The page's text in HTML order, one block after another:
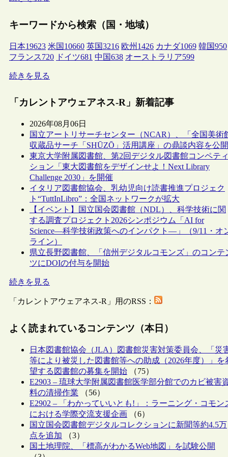
キーワードから検索（国・地域）
日本19623 米国 10660 英国3216 欧州 1426 カナダ1069 韓国950
フランス720 ドイツ681 中国638 オーストラリア599
続きを見る
「カレントアウェアネス-R」新着記事
2026年08月06日
国立アートリサーチセンター（NCAR）、「全国美術
収蔵品サーチ「SHŪZŌ」活用講座」の鼎談内容を公開
東京大学附属図書館、第2回デジタル図書館コンペティ
ション「東大図書館をデザインせよ！Next Library
Challenge 2030」を開催
イタリア図書館協会、乳幼児向け読書推進プロジェク
ト“TuttInLibro”：全国ネットワークが拡大
【イベント】国立国会図書館（NDL）、科学技術に関
する調査プロジェクト2026シンポジウム「AI for
Science―科学技術政策へのインパクト―」（9/11・オ
ライン）
県立長野図書館、「信州デジタルコモンズ」のコンテ
ツにDOIの付与を開始
続きを見る
「カレントアウェアネス-R」用のRSS：
よく読まれているコンテンツ（本日）
日本図書館協会（JLA）図書館災害対策委員会、「災
等により被災した図書館等への助成（2026年度）」を
望する図書館の募集を開始 （75）
E2903 – 琉球大学附属図書館医学部分館でのカビ被害
料の清掃作業 （56）
E2902 – 「わかっていいとも!」：ラーニング・コモン
における学際交流支援企画 （6）
国立国会図書館デジタルコレクションに新聞等約4.5万
点を追加 （3）
国土地理院、「標高がわかるWeb地図」を試験公開